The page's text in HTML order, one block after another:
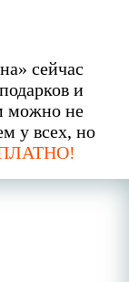
сейчас
и
можно не
у всех, но